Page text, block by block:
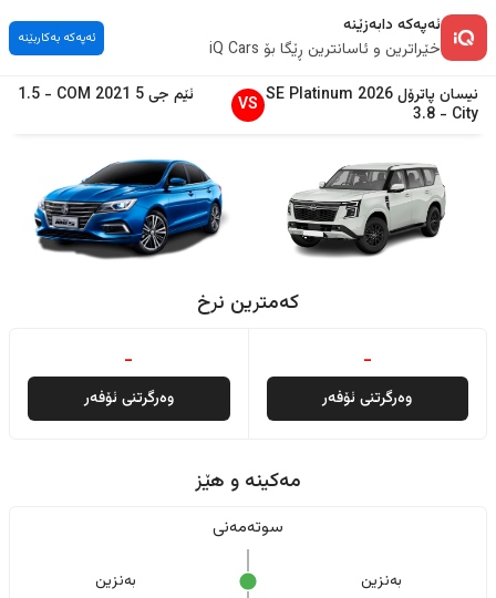
ئەپەکە دابەزێنە
خێراترین و ئاسانترین ڕێگا بۆ iQ Cars
ئەپەکە بەکاربێنە
نیسان پاترۆل2026
SE Platinum
City
-
3.8
VS ئێم جی5
2021
COM
-
1.5
کەمترین نرخ
-
وەرگرتنی ئۆفەر
-
وەرگرتنی ئۆفەر
مەکینە و هێز
سوتەمەنی
بەنزین بەنزین